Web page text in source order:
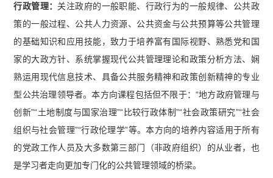
行政管理： 关注政府的一般职能、行政行为的一般规律、公共政
策的一般过程、公共人力资源、公共资金与公共预算等公共管理
的基础知识和应用技能，致力于培养富有国际视野、熟悉党和国
家的大政方针、系统掌握现代公共管理理论和政策分析方法、娴
熟运用现代信息技术、具备公共服务精神和政策创新精神的专业
型公共治理领导者。本方向课程包括但不限于：“地方政府管理与
创新”“土地制度与国家治理”“比较行政体制”“社会政策研究”“社会
组织与社会管理”“行政伦理学”等。本方向的培养内容适用于所有
的党政工作人员及大多数第三部门（非政府组织）的从业者，也
是学习者走向更加专门化的公共管理领域的桥梁。